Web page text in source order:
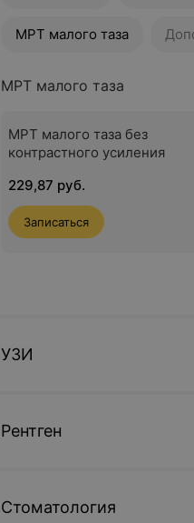
МРТ малого таза
МРТ малого таза
МРТ малого таза без
контрастного усиления
229,87 руб.
Записаться
УЗИ
Рентген
Стоматология